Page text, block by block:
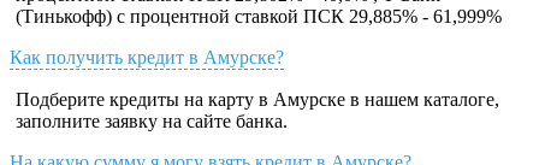
(Тинькофф) с процентной ставкой ПСК 29,885% - 61,999%
Как получить кредит в Амурске?
Подберите кредиты на карту в Амурске в нашем каталоге,
заполните заявку на сайте банка.